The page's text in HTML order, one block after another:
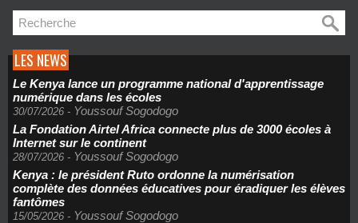
LES NEWS
Le Kenya lance un programme national d'apprentissage
numérique dans les écoles
30/07/2026 - Youssouf Sogodogo
La Fondation Airtel Africa connecte plus de 3000 écoles à
Internet sur le continent
28/07/2026 - Youssouf Sogodogo
Kenya : le président Ruto ordonne la numérisation
complète des données éducatives pour éradiquer les élèves
fantômes
15/05/2026 - Youssouf Sogodogo